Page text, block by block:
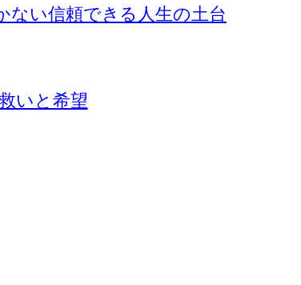
ない信頼できる人生の土台
いと希望